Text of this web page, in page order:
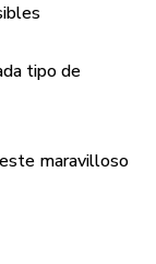
tipo de
maravilloso